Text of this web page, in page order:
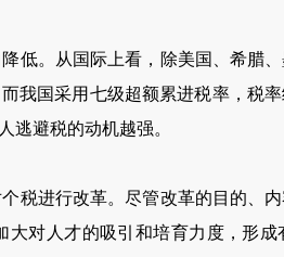
低。从国际上看，除美国、希腊
我国采用七级超额累进税率，税
逃避税的动机越强。
税进行改革。尽管改革的目的、
对人才的吸引和培育力度，形